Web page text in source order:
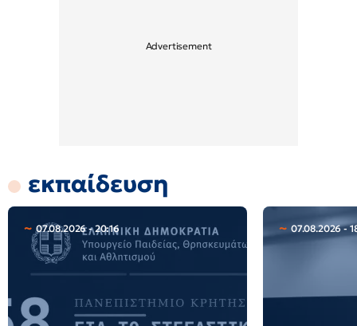
εκπαίδευση
07.08.2026 - 20:16 07.08.2026 -